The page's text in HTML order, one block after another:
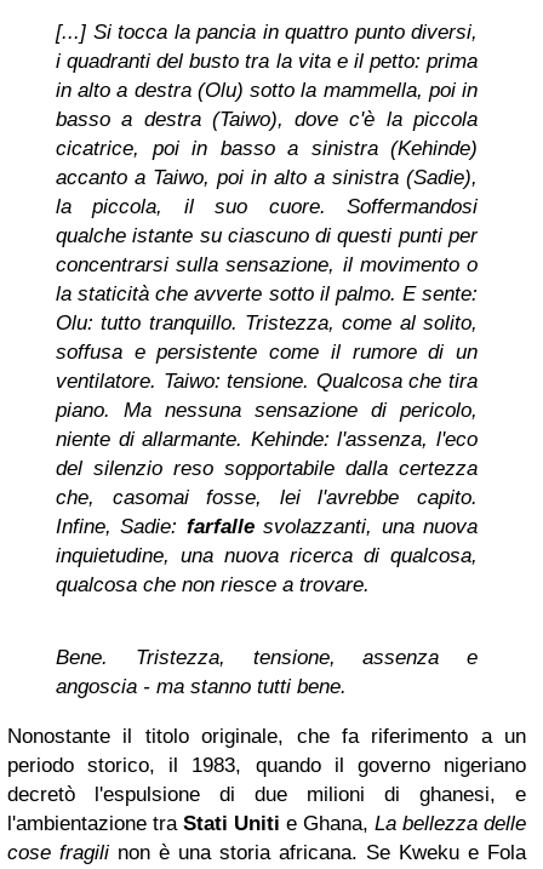
[...] Si tocca la pancia in quattro punto diversi,
i quadranti del busto tra la vita e il petto: prima
in alto a destra (Olu) sotto la mammella, poi in
basso a destra (Taiwo), dove c'è la piccola
cicatrice, poi in basso a sinistra (Kehinde)
accanto a Taiwo, poi in alto a sinistra (Sadie),
la piccola, il suo cuore. Soffermandosi
qualche istante su ciascuno di questi punti per
concentrarsi sulla sensazione, il movimento o
la staticità che avverte sotto il palmo. E sente:
Olu: tutto tranquillo. Tristezza, come al solito,
soffusa e persistente come il rumore di un
ventilatore. Taiwo: tensione. Qualcosa che tira
piano. Ma nessuna sensazione di pericolo,
niente di allarmante. Kehinde: l'assenza, l'eco
del silenzio reso sopportabile dalla certezza
che, casomai fosse, lei l'avrebbe capito.
Infine, Sadie: farfallesvolazzanti, una nuova
inquietudine, una nuova ricerca di qualcosa,
qualcosa che non riesce a trovare.
Bene. Tristezza, tensione, assenza e
angoscia - ma stanno tutti bene.
Nonostante il titolo originale, che fa riferimento a un
periodo storico, il 1983, quando il governo nigeriano
decretò l'espulsione di due milioni di ghanesi, e
l'ambientazione tra Stati Uniti e Ghana, La bellezza delle
cose fragili non è una storia africana. Se Kweku e Fola